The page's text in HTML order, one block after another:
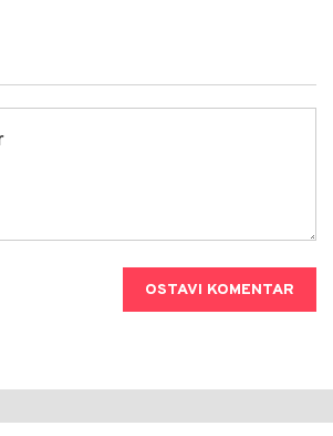
OSTAVI KOMENTAR